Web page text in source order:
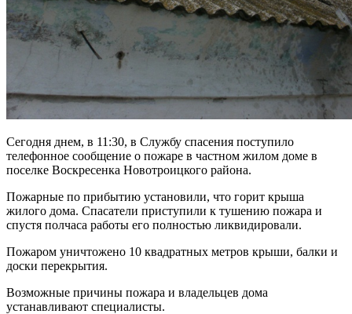
Сегодня днем, в 11:30, в Службу спасения поступило
телефонное сообщение о пожаре в частном жилом доме в
поселке Воскресенка Новотроицкого района.
Пожарные по прибытию установили, что горит крыша
жилого дома. Спасатели приступили к тушению пожара и
спустя полчаса работы его полностью ликвидировали.
Пожаром уничтожено 10 квадратных метров крыши, балки и
доски перекрытия.
Возможные причины пожара и владельцев дома
устанавливают специалисты.